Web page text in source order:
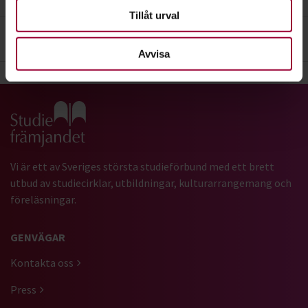
Tillåt urval
Avvisa
4. Betalningsinformation
Gå till studiefrämjandets startsida
Vi är ett av Sveriges största studieförbund med ett brett
utbud av studiecirklar, utbildningar, kulturarrangemang och
föreläsningar.
GENVÄGAR
Kontakta oss
Press